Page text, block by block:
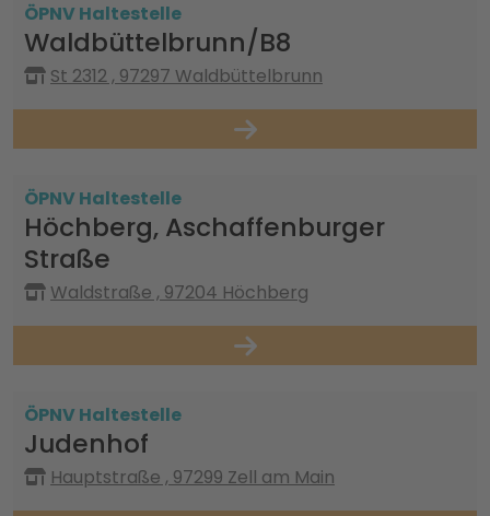
ÖPNV Haltestelle
Waldbüttelbrunn/B8
St 2312 , 97297 Waldbüttelbrunn
ÖPNV Haltestelle
Höchberg, Aschaffenburger
Straße
Waldstraße , 97204 Höchberg
ÖPNV Haltestelle
Judenhof
Hauptstraße , 97299 Zell am Main